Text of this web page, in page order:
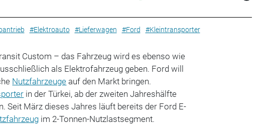
#Elektroauto #Lieferwagen #Ford #Kleintransporter
Custom – das Fahrzeug wird es ebenso wie
als Elektrofahrzeug geben. Ford will
Nutzfahrzeuge auf den Markt bringen.
in der Türkei, ab der zweiten Jahreshälfte
Seit März dieses Jahres läuft bereits der Ford E-
im 2-Tonnen-Nutzlastsegment.